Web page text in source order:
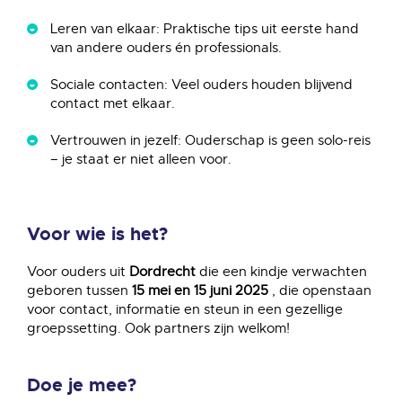
Leren van elkaar: Praktische tips uit eerste hand
van andere ouders én professionals.
Sociale contacten: Veel ouders houden blijvend
contact met elkaar.
Vertrouwen in jezelf: Ouderschap is geen solo-reis
– je staat er niet alleen voor.
Voor wie is het?
Voor ouders uit Dordrecht die een kindje verwachten
geboren tussen 15 mei en 15 juni 2025 , die openstaan
voor contact, informatie en steun in een gezellige
groepssetting. Ook partners zijn welkom!
Doe je mee?